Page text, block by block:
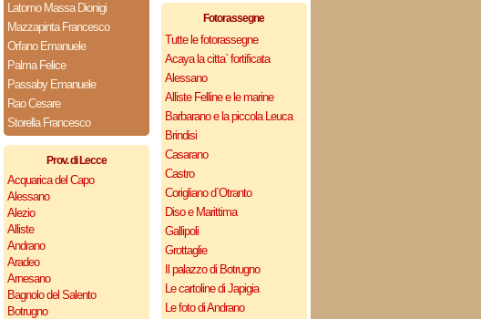
Latomo Massa Dionigi
Mazzapinta Francesco
Orfano Emanuele
Palma Felice
Passaby Emanuele
Rao Cesare
Storella Francesco
Prov. di Lecce
Acquarica del Capo
Alessano
Alezio
Alliste
Andrano
Aradeo
Arnesano
Bagnolo del Salento
Botrugno
Fotorassegne
Tutte le fotorassegne
Acaya la citta` fortificata
Alessano
Alliste Felline e le marine
Barbarano e la piccola Leuca
Brindisi
Casarano
Castro
Corigliano d`Otranto
Diso e Marittima
Gallipoli
Grottaglie
Il palazzo di Botrugno
Le cartoline di Japigia
Le foto di Andrano